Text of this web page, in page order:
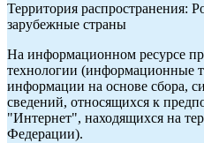
Территория распространения:
зарубежные страны
На информационном ресурсе
технологии (информационные
информации на основе сбора,
сведений, относящихся к
"Интернет", находящихся на
Федерации).